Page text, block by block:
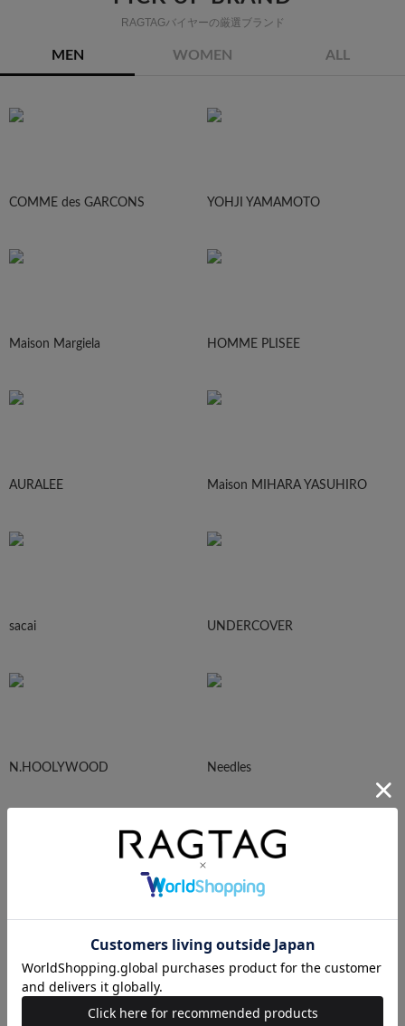
RAGTAGバイヤーの厳選ブランド
MEN WOMEN ALL
COMME des GARCONS YOHJI YAMAMOTO
Maison Margiela HOMME PLISEE
AURALEE Maison MIHARA YASUHIRO
sacai UNDERCOVER
N.HOOLYWOOD Needles